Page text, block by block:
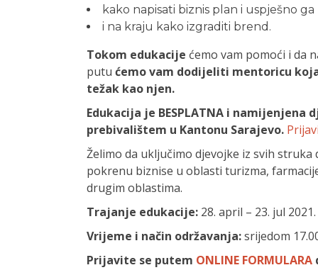
kako napisati biznis plan i uspješno
i na kraju kako izgraditi brend.
Tokom edukacije ćemo vam pomoći i da
putu ćemo vam dodijeliti mentoricu
težak kao njen.
Edukacija je BESPLATNA i namijenjena
prebivalištem u Kantonu Sarajevo.
Želimo da uključimo djevojke iz svih
pokrenu biznise u oblasti turizma,
drugim oblastima.
Trajanje edukacije: 28. april – 23. jul 2021.
Vrijeme i način održavanja:srijedom
Prijavite se putem ONLINE FORMULARA